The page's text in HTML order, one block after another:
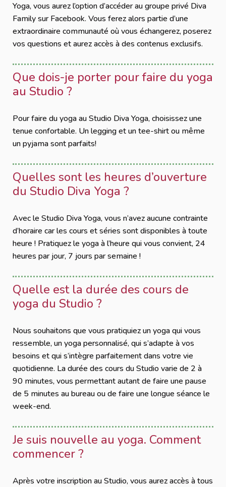
Yoga, vous aurez l’option d’accéder au groupe privé Diva
Family sur Facebook. Vous ferez alors partie d’une
extraordinaire communauté où vous échangerez, poserez
vos questions et aurez accès à des contenus exclusifs.
Que dois-je porter pour faire du yoga
au Studio ?
Pour faire du yoga au Studio Diva Yoga, choisissez une
tenue confortable. Un legging et un tee-shirt ou même
un pyjama sont parfaits!
Quelles sont les heures d’ouverture
du Studio Diva Yoga ?
Avec le Studio Diva Yoga, vous n’avez aucune contrainte
d’horaire car les cours et séries sont disponibles à toute
heure ! Pratiquez le yoga à l’heure qui vous convient, 24
heures par jour, 7 jours par semaine !
Quelle est la durée des cours de
yoga du Studio ?
Nous souhaitons que vous pratiquiez un yoga qui vous
ressemble, un yoga personnalisé, qui s’adapte à vos
besoins et qui s’intègre parfaitement dans votre vie
quotidienne. La durée des cours du Studio varie de 2 à
90 minutes, vous permettant autant de faire une pause
de 5 minutes au bureau ou de faire une longue séance le
week-end.
Je suis nouvelle au yoga. Comment
commencer ?
Après votre inscription au Studio, vous aurez accès à tous